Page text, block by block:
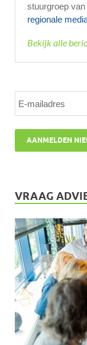
stuurgroep van
regionale
Bekijk alle
VRAAG